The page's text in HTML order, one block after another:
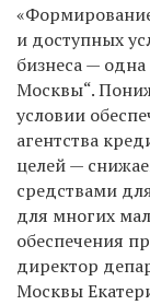
и доступных
бизнеса —
Москвы“.
условии
агентства
целей —
средствами
для многих
обеспечения
директор
Москвы